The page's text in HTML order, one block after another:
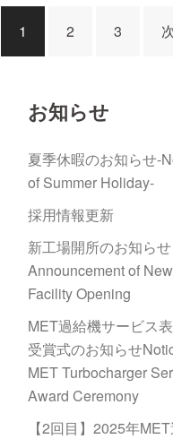
投
稿
ナ
ビ
ゲ
ー
シ
ョ
ン
1 2 3
お知らせ
夏季休暇のお知らせ-
of Summer Holiday-
採用情報更新
新工場開所のお知らせ
Announcement of New
Facility Opening
MET過給機サービス
受賞式のお知らせ
MET Turbocharger
Award Ceremony
【2回目】2025年